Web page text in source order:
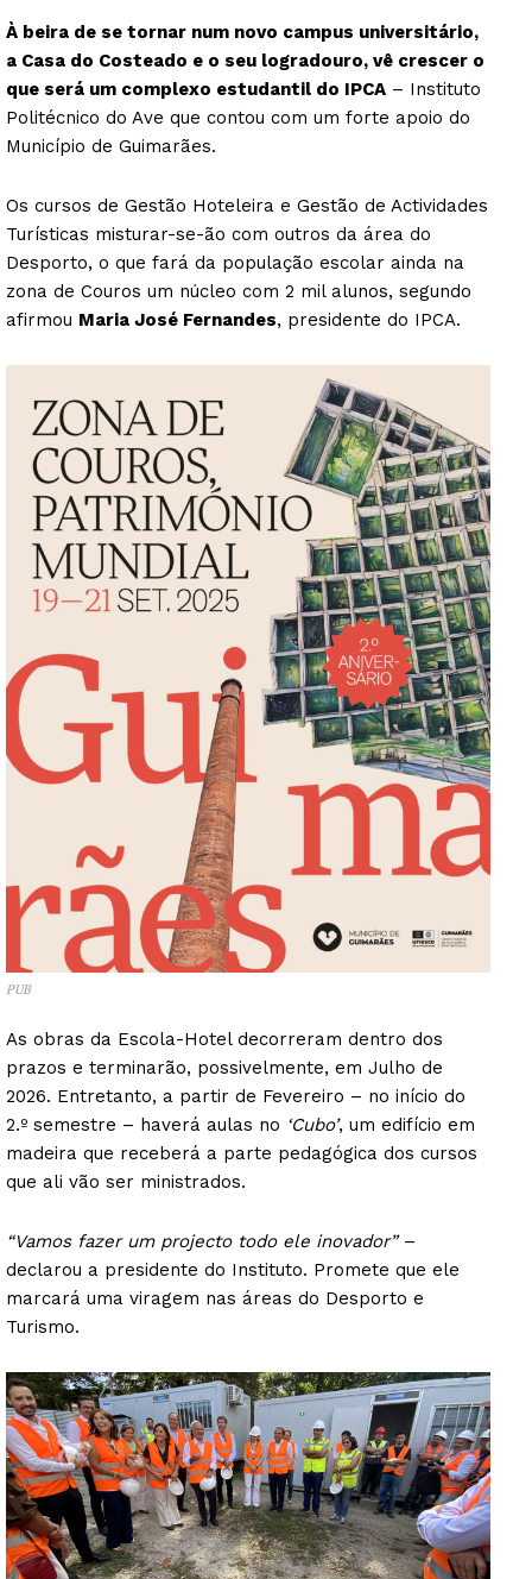
À beira de se tornar num novo campus universitário,
a Casa do Costeado e o seu logradouro, vê crescer o
que será um complexo estudantil do IPCA – Instituto
Politécnico do Ave que contou com um forte apoio do
Município de Guimarães.
Os cursos de Gestão Hoteleira e Gestão de Actividades
Turísticas misturar-se-ão com outros da área do
Desporto, o que fará da população escolar ainda na
zona de Couros um núcleo com 2 mil alunos, segundo
afirmou Maria José Fernandes, presidente do IPCA.
PUB
As obras da Escola-Hotel decorreram dentro dos
prazos e terminarão, possivelmente, em Julho de
2026. Entretanto, a partir de Fevereiro – no início do
2.º semestre – haverá aulas no ‘Cubo’, um edifício em
madeira que receberá a parte pedagógica dos cursos
que ali vão ser ministrados.
“Vamos fazer um projecto todo ele inovador”–
declarou a presidente do Instituto. Promete que ele
marcará uma viragem nas áreas do Desporto e
Turismo.